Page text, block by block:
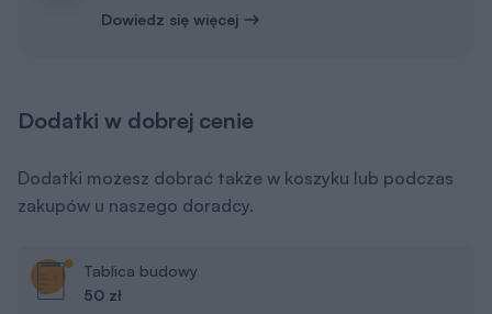
Dowiedz się więcej
Dodatki w dobrej cenie
Dodatki możesz dobrać także w koszyku lub podczas
zakupów u naszego doradcy.
Tablica budowy
50 zł